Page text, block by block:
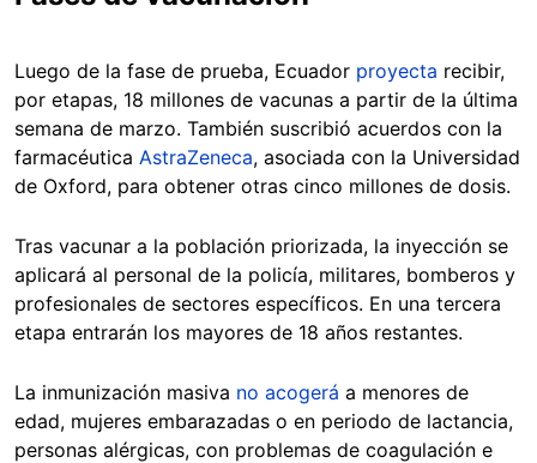
Luego de la fase de prueba, Ecuador proyecta recibir,
por etapas, 18 millones de vacunas a partir de la última
semana de marzo. También suscribió acuerdos con la
farmacéutica AstraZeneca, asociada con la Universidad
de Oxford, para obtener otras cinco millones de dosis.
Tras vacunar a la población priorizada, la inyección se
aplicará al personal de la policía, militares, bomberos y
profesionales de sectores específicos. En una tercera
etapa entrarán los mayores de 18 años restantes.
La inmunización masiva no acogerá a menores de
edad, mujeres embarazadas o en periodo de lactancia,
personas alérgicas, con problemas de coagulación e